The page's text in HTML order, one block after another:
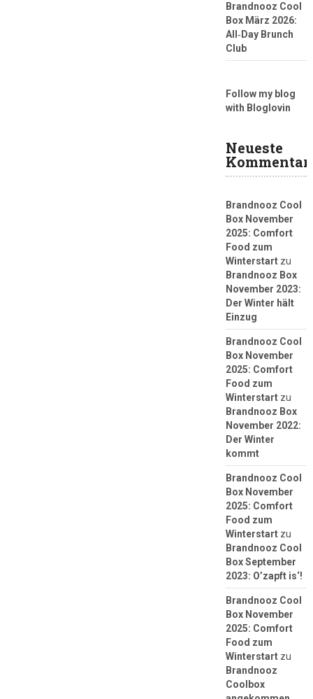
Brandnooz Cool
Box März 2026:
All‑Day Brunch
Club
Follow my blog
with Bloglovin
Neueste
Brandnooz Cool
Box November
2025: Comfort
Food zum
Winterstartzu
Brandnooz Box
November 2023:
Der Winter hält
Einzug
Brandnooz Cool
Box November
2025: Comfort
Food zum
Winterstartzu
Brandnooz Box
November 2022:
Der Winter
kommt
Brandnooz Cool
Box November
2025: Comfort
Food zum
Winterstartzu
Brandnooz Cool
Box September
2023: O’zapft is‘!
Brandnooz Cool
Box November
2025: Comfort
Food zum
Winterstartzu
Brandnooz
Coolbox